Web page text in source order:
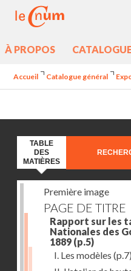
À PROPOS
Accueil Catalogue général
TABLE
DES
MATIÈRES
Première image
PAGE DE TITRE
Rapport sur les
Nationales des
1889 (p.5)
I. Les modèles (p.7)